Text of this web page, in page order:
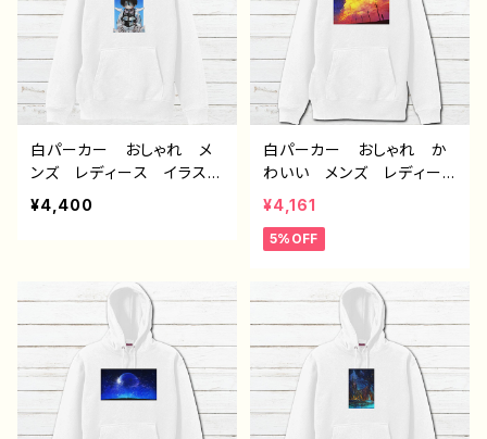
邪引きサッカー部 作：風
邪早僕（ぼく）
ムスター 作：風邪早僕（ぼ
白パーカー おしゃれ メ
ンズ レディース イラス
ト 男の子 イケメン ショ
タ 少年 かわいい かっ
ラストレーター 絵師 オ
リジナル デザイン グッ
ズ 片面印刷 タイトル：病
弱天使蹴球部 作：風邪早
僕（ぼく）
¥4,400
白パーカー おしゃれ か
わいい メンズ レディー
ス イラスト 風景 綺
麗 景色 美しい エモ
い かっこいい おすす
トレーター クリエイター
絵師 オリジナル デザイ
ン グッズ タイトル：赤の
入道雲 作：J.タネダ F-5
¥4,161
5%OFF